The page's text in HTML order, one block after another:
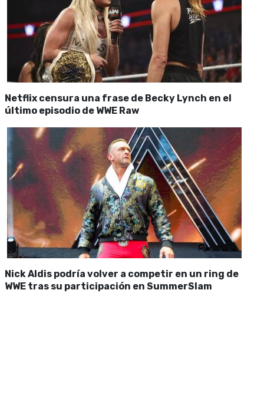
Netflix censura una frase de Becky Lynch en el
último episodio de WWE Raw
Nick Aldis podría volver a competir en un ring de
WWE tras su participación en SummerSlam